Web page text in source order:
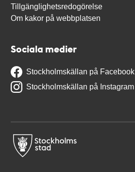
Tillgänglighetsredogörelse
Om kakor på webbplatsen
Sociala medier
Stockholmskällan på Facebook
Stockholmskällan på Instagram